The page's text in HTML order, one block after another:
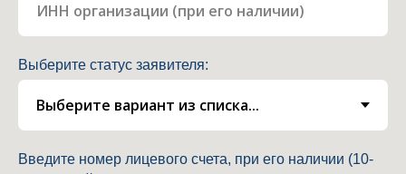
Выберите статус заявителя:
Введите номер лицевого счета, при его наличии (10-